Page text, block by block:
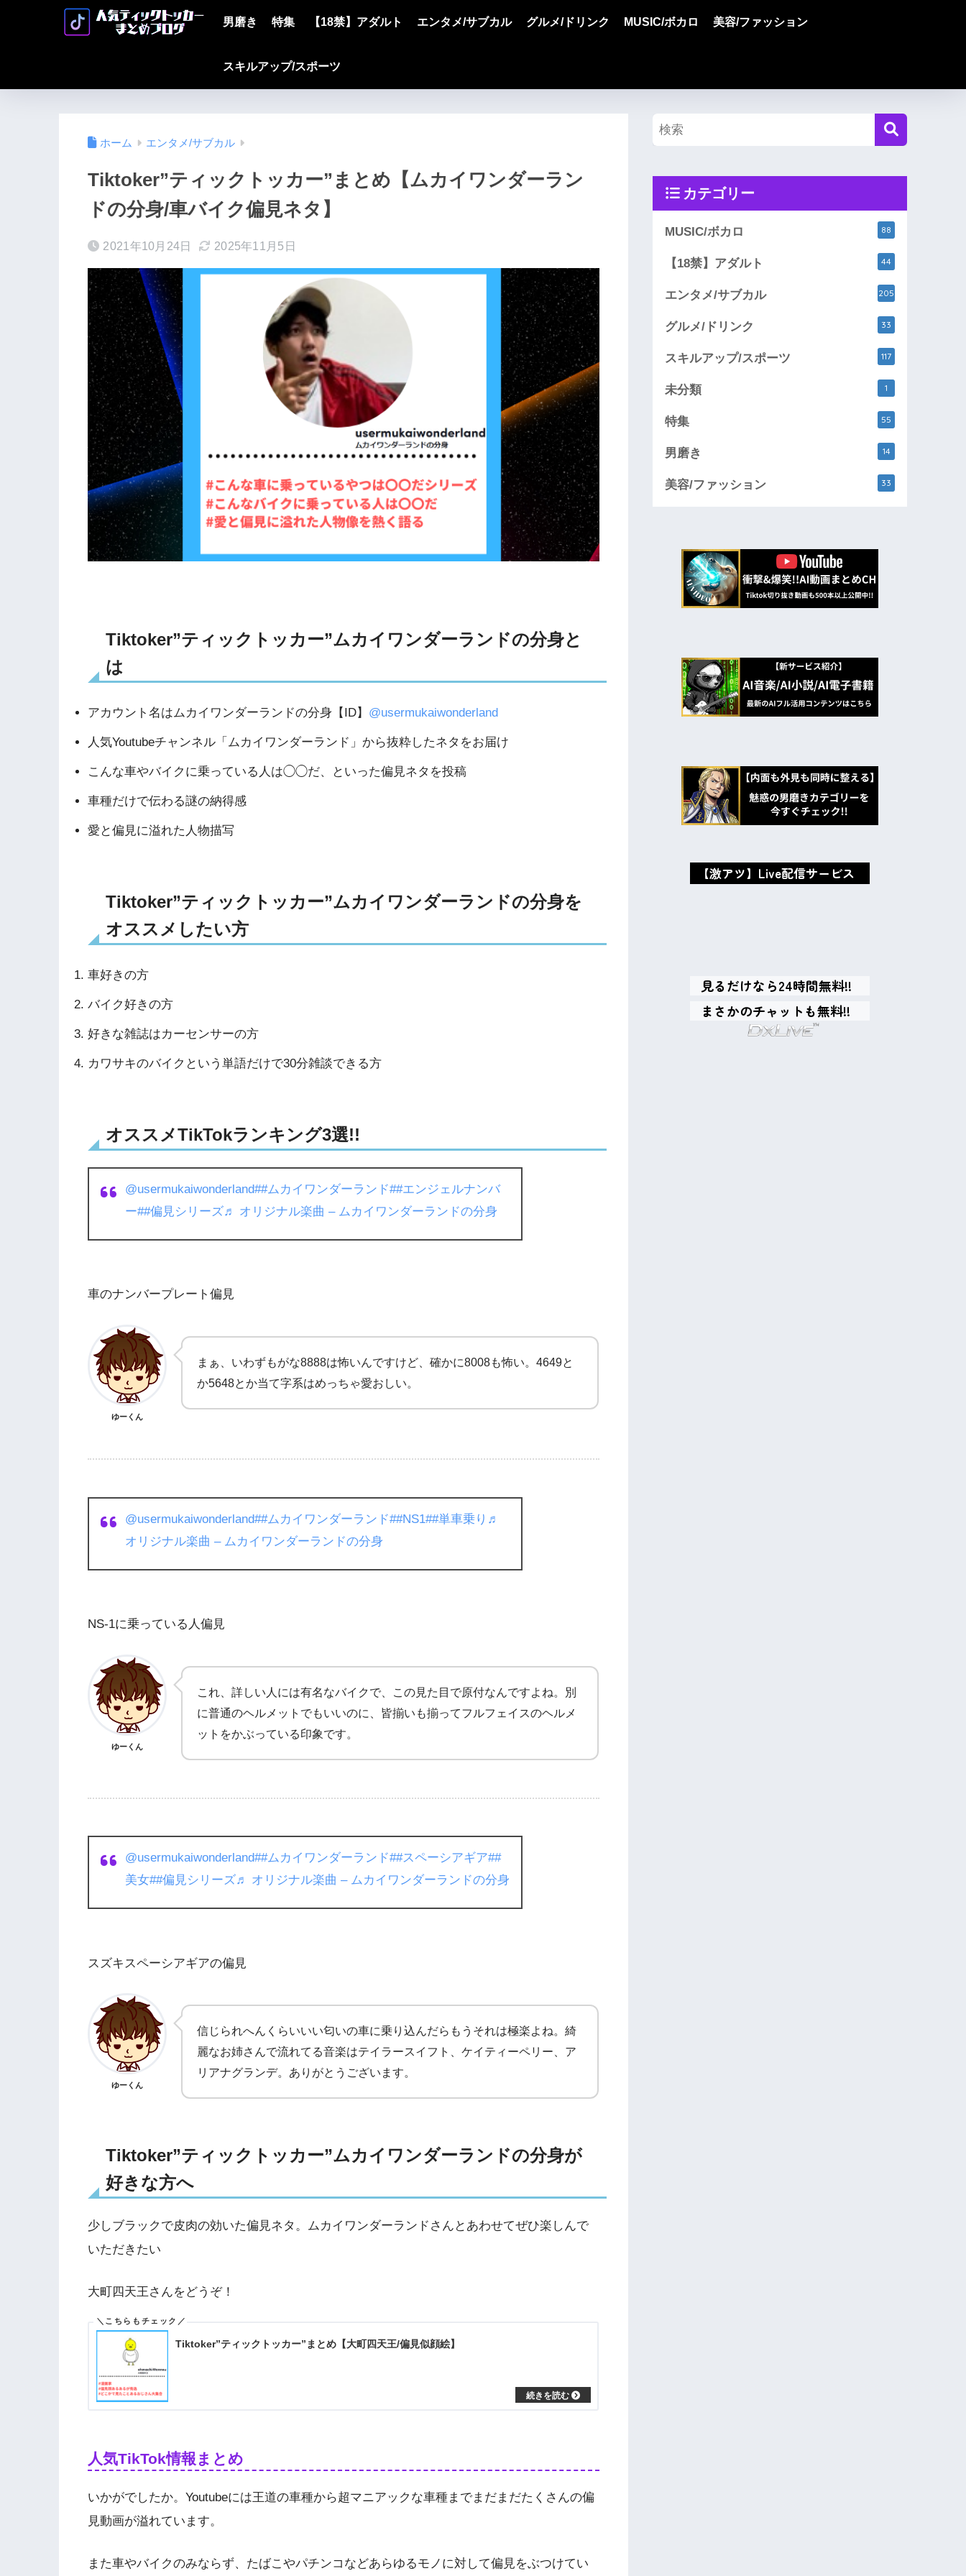
男磨き 特集 【18禁】アダルト エンタメ/サブカル グルメ/ドリンク MUSIC/ボカロ 美容/ファッション
スキルアップ/スポーツ
ホーム エンタメ/サブカル
Tiktoker”ティックトッカー”まとめ【ムカイワンダーラン
ドの分身/車バイク偏見ネタ】
2021年10月24日 2025年11月5日
Tiktoker”ティックトッカー”ムカイワンダーランドの分身と
は
アカウント名はムカイワンダーランドの分身【ID】 @usermukaiwonderland
人気Youtubeチャンネル「ムカイワンダーランド」から抜粋したネタをお届け
こんな車やバイクに乗っている人は◯◯だ、といった偏見ネタを投稿
車種だけで伝わる謎の納得感
愛と偏見に溢れた人物描写
Tiktoker”ティックトッカー”ムカイワンダーランドの分身を
オススメしたい方
車好きの方
バイク好きの方
好きな雑誌はカーセンサーの方
カワサキのバイクという単語だけで30分雑談できる方
オススメTikTokランキング3選!!
@usermukaiwonderland##ムカイワンダーランド##エンジェルナンバ
ー##偏見シリーズ♬ オリジナル楽曲 – ムカイワンダーランドの分身
車のナンバープレート偏見
ゆーくん
まぁ、いわずもがな8888は怖いんですけど、確かに8008も怖い。4649と
か5648とか当て字系はめっちゃ愛おしい。
@usermukaiwonderland##ムカイワンダーランド##NS1##単車乗り ♬
オリジナル楽曲 – ムカイワンダーランドの分身
NS-1に乗っている人偏見
ゆーくん
これ、詳しい人には有名なバイクで、この見た目で原付なんですよね。別
に普通のヘルメットでもいいのに、皆揃いも揃ってフルフェイスのヘルメ
ットをかぶっている印象です。
@usermukaiwonderland##ムカイワンダーランド##スペーシアギア##
美女##偏見シリーズ♬ オリジナル楽曲 – ムカイワンダーランドの分身
スズキスペーシアギアの偏見
ゆーくん
信じられへんくらいいい匂いの車に乗り込んだらもうそれは極楽よね。綺
麗なお姉さんで流れてる音楽はテイラースイフト、ケイティーペリー、ア
リアナグランデ。ありがとうございます。
Tiktoker”ティックトッカー”ムカイワンダーランドの分身が
好きな方へ
少しブラックで皮肉の効いた偏見ネタ。ムカイワンダーランドさんとあわせてぜひ楽しんで
いただきたい
大町四天王さんをどうぞ！
Tiktoker”ティックトッカー”まとめ【大町四天王/偏見似顔絵】
人気TikTok情報まとめ
いかがでしたか。Youtubeには王道の車種から超マニアックな車種までまだまだたくさんの偏
見動画が溢れています。
また車やバイクのみならず、たばこやパチンコなどあらゆるモノに対して偏見をぶつけてい
カテゴリー
MUSIC/ボカロ 88
【18禁】アダルト 44
エンタメ/サブカル 205
グルメ/ドリンク 33
スキルアップ/スポーツ 117
未分類 1
特集 55
男磨き 14
美容/ファッション 33
oxMISAox
【激アツ】Live配信サービス
見るだけなら24時間無料!!
まさかのチャットも無料!!